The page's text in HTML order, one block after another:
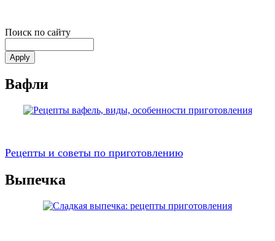
Поиск по сайту
Вафли
Рецепты и советы по приготовлению
Выпечка